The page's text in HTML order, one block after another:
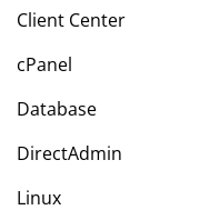
Client Center
cPanel
Database
DirectAdmin
Linux